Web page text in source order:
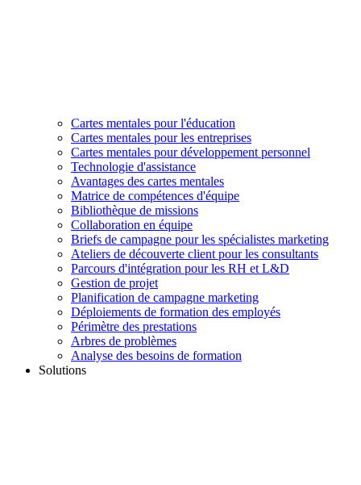
Cartes mentales pour l'éducation
Cartes mentales pour les entreprises
Cartes mentales pour développement personnel
Technologie d'assistance
Avantages des cartes mentales
Matrice de compétences d'équipe
Bibliothèque de missions
Collaboration en équipe
Briefs de campagne pour les spécialistes marketing
Ateliers de découverte client pour les consultants
Parcours d'intégration pour les RH et L&D
Gestion de projet
Planification de campagne marketing
Déploiements de formation des employés
Périmètre des prestations
Arbres de problèmes
Analyse des besoins de formation
Solutions